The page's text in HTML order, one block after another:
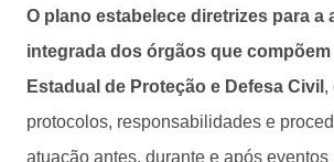
O plano estabelece diretrizes para a
integrada dos órgãos que compõem
Estadual de Proteção e Defesa Civil ,
protocolos, responsabilidades e
atuação antes, durante e após